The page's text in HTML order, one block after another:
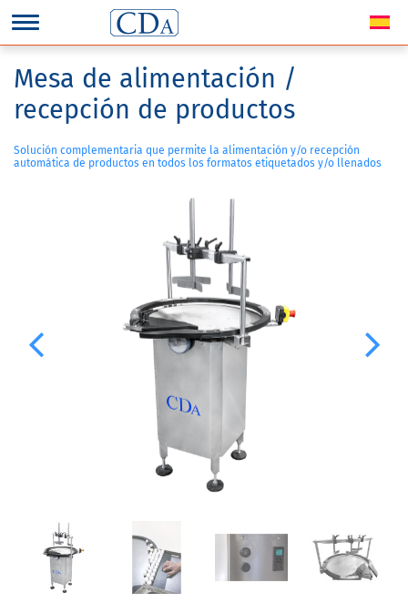
Previous Next
Mesa de alimentación /
recepción de productos
Solución complementaria que permite la alimentación y/o recepción
automática de productos en todos los formatos etiquetados y/o llenados